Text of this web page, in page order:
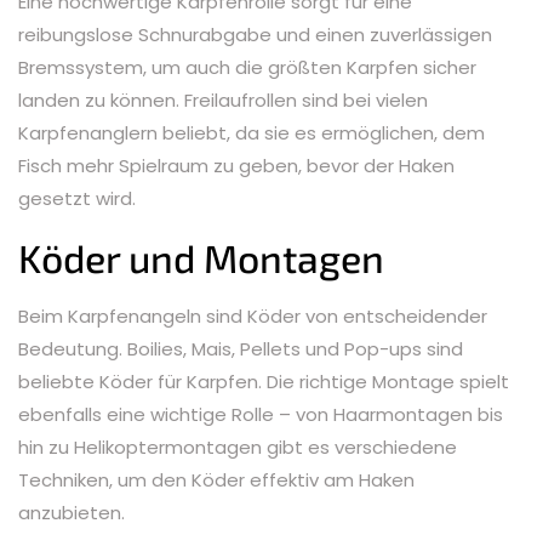
reibungslose Schnurabgabe und einen zuverlässigen
Bremssystem, um auch die größten Karpfen sicher
landen zu können. Freilaufrollen sind bei vielen
Karpfenanglern beliebt, da sie es ermöglichen, dem
Fisch mehr Spielraum zu geben, bevor der Haken
gesetzt wird.
Köder und Montagen
Beim Karpfenangeln sind Köder von entscheidender
Bedeutung. Boilies, Mais, Pellets und Pop-ups sind
beliebte Köder für Karpfen. Die richtige Montage spielt
ebenfalls eine wichtige Rolle – von Haarmontagen bis
hin zu Helikoptermontagen gibt es verschiedene
Techniken, um den Köder effektiv am Haken
anzubieten.